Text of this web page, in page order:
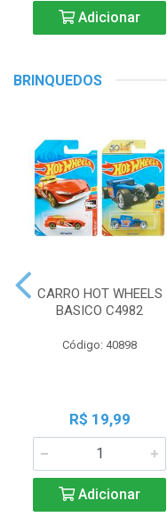
Adicionar
BRINQUEDOS
CARRO HOT WHEELS
BASICO C4982
Código: 40898
R$ 19,99
Adicionar